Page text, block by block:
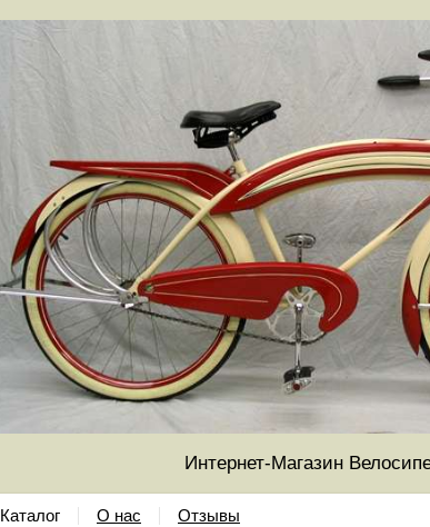
Интернет-Магазин
Каталог О нас Отзывы